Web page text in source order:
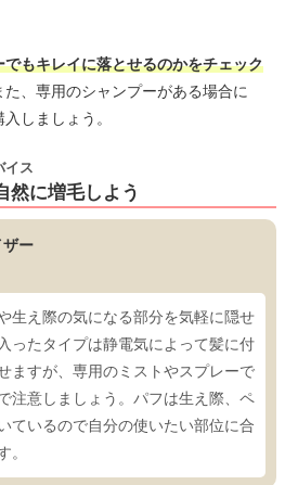
でもキレイに落とせるのかをチェック
、専用のシャンプーがある場合に
しましょう。
然に増毛しよう
イス
ザー
生え際の気になる部分を気軽に隠せ
ったタイプは静電気によって髪に付
ますが、専用のミストやスプレーで
注意しましょう。パフは生え際、ペ
ているので自分の使いたい部位に合
。